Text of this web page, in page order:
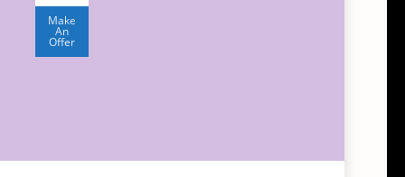
1
500,00€.
actuel
est :
1
Make
An
Offer